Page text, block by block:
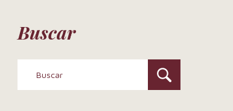
Buscar